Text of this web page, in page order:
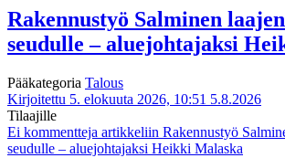
Rakennustyö Salminen
seudulle – aluejohtajaksi
Pääkategoria Talous
Kirjoitettu 5. elokuuta 2026, 10:51 5.8.2026
Tilaajille
Ei kommentteja artikkeliin Rakennustyö
seudulle – aluejohtajaksi Heikki Malaska